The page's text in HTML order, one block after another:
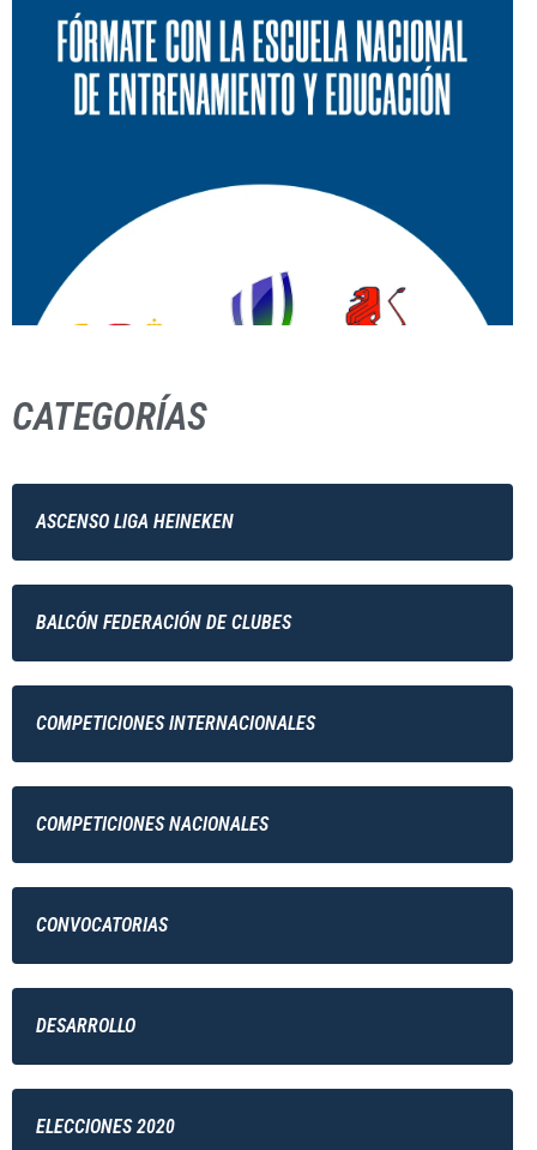
CATEGORÍAS
ASCENSO LIGA HEINEKEN
BALCÓN FEDERACIÓN DE CLUBES
COMPETICIONES INTERNACIONALES
COMPETICIONES NACIONALES
CONVOCATORIAS
DESARROLLO
ELECCIONES 2020